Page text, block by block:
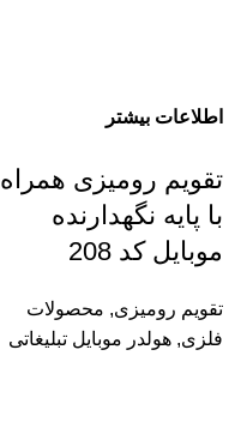
اطلاعات بیشتر
تقویم رومیزی همراه
با پایه نگهدارنده
موبایل کد 208
تقویم رومیزی, محصولات
فلزی, هولدر موبایل تبلیغاتی